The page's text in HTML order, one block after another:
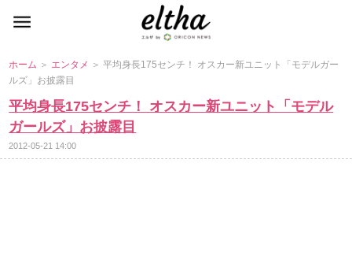
ホーム ＞ エンタメ ＞ 平均身長175センチ！ オスカー新ユニット「モデルガー
ルズ」お披露目
平均身長175センチ！ オスカー新ユニット「モデル
ガールズ」お披露目
2012-05-21 14:00